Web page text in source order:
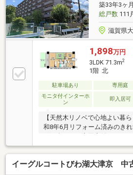
築33年3ヶ
総戸数111
滋賀県
1,898万円
3LDK 71.3m2
1階 北
駐車場あり 専用庭
モニタ付インターホ
ン
即入居可
【天然木リノベで心地よい暮
和8年6月リフォーム済みのき
スを確保しお部屋もすっきり
イーグルコートびわ湖大津京 中